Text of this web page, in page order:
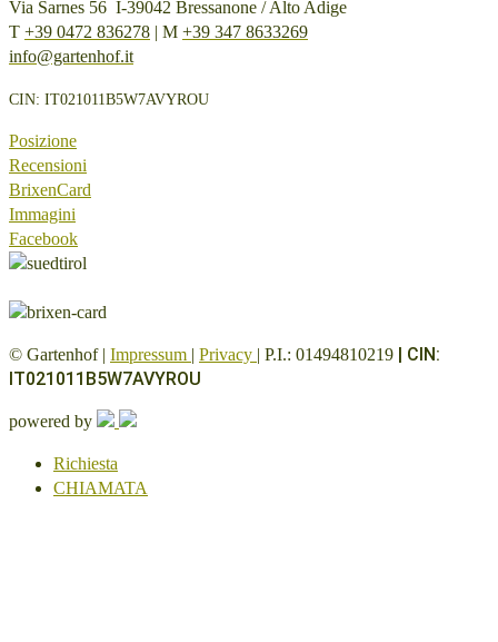
Via Sarnes 56 I-39042 Bressanone / Alto Adige
T +39 0472 836278 | M +39 347 8633269
info@gartenhof.it
CIN: IT021011B5W7AVYROU
Posizione
Recensioni
BrixenCard
Immagini
Facebook
© Gartenhof | Impressum | Privacy | P.I.: 01494810219 | CIN:
IT021011B5W7AVYROU
powered by
Richiesta
CHIAMATA